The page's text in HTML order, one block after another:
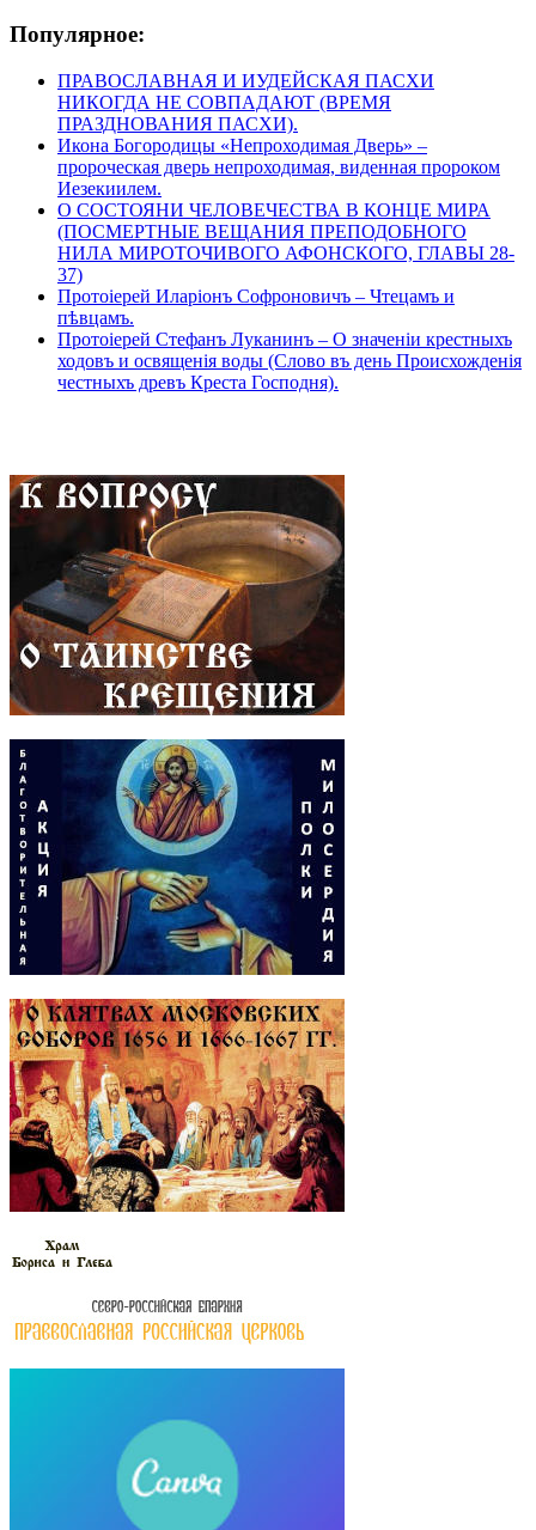
Популярное:
ПРАВОСЛАВНАЯ И ИУДЕЙСКАЯ ПАСХИ
НИКОГДА НЕ СОВПАДАЮТ (ВРЕМЯ
ПРАЗДНОВАНИЯ ПАСХИ).
Икона Богородицы «Непроходимая Дверь» –
пророческая дверь непроходимая, виденная пророком
Иезекиилем.
О СОСТОЯНИ ЧЕЛОВЕЧЕСТВА В КОНЦЕ МИРА
(ПОСМЕРТНЫЕ ВЕЩАНИЯ ПРЕПОДОБНОГО
НИЛА МИРОТОЧИВОГО АФОНСКОГО, ГЛАВЫ 28-
37)
Протоіерей Иларіонъ Софроновичъ – Чтецамъ и
пѣвцамъ.
Протоіерей Стефанъ Луканинъ – О значеніи крестныхъ
ходовъ и освященія воды (Слово въ день Происхожденія
честныхъ древъ Креста Господня).